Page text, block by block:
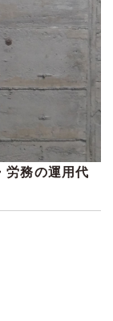
労務の運用代